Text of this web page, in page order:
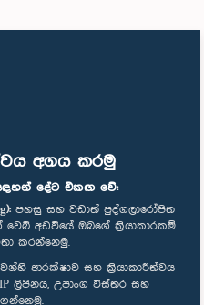
අගය කරමු
දේට එකඟ වේ:
පහසු සහ වඩාත් පුද්ගලාරෝපිත
අඩවියේ ඔබගේ ක්‍රියාකාරකම්
කරන්නෙමු.
ආරක්ෂාව සහ ක්‍රියාකාරීත්වය
ලිපිනය, උපාංග විස්තර සහ